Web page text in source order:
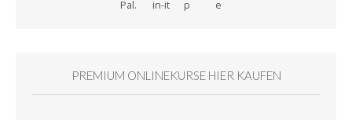
PREMIUM ONLINEKURSE HIER KAUFEN